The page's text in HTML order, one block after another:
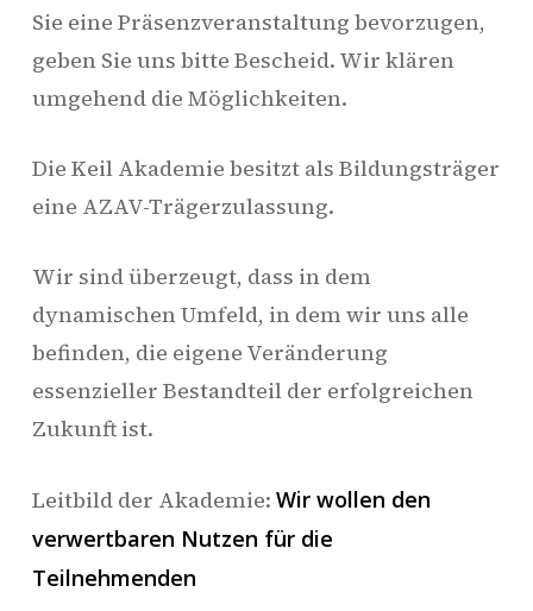
Sie eine Präsenzveranstaltung bevorzugen,
geben Sie uns bitte Bescheid. Wir klären
umgehend die Möglichkeiten.
Die Keil Akademie besitzt als Bildungsträger
eine AZAV-Trägerzulassung.
Wir sind überzeugt, dass in dem
dynamischen Umfeld, in dem wir uns alle
befinden, die eigene Veränderung
essenzieller Bestandteil der erfolgreichen
Zukunft ist.
Leitbild der Akademie: Wir wollen den
verwertbaren Nutzen für die
Teilnehmenden